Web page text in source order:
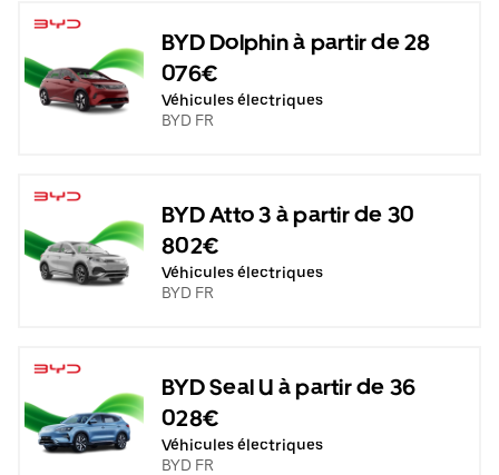
BYD Dolphin à partir de 28
076€
Véhicules électriques
BYD FR
BYD Atto 3 à partir de 30
802€
Véhicules électriques
BYD FR
BYD Seal U à partir de 36
028€
Véhicules électriques
BYD FR